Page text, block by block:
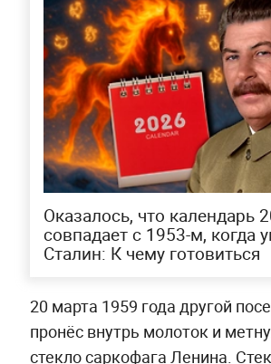
Оказалось, что календарь
совпадает с 1953-м, когда
Сталин: К чему готовиться
20 марта 1959 года другой
пронёс внутрь молоток и
стекло саркофага Ленина.